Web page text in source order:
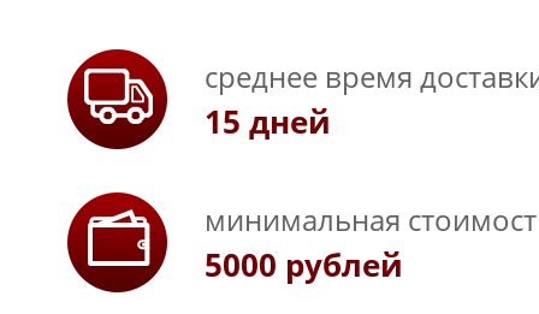
среднее время
15 дней
минимальная
5000 рублей